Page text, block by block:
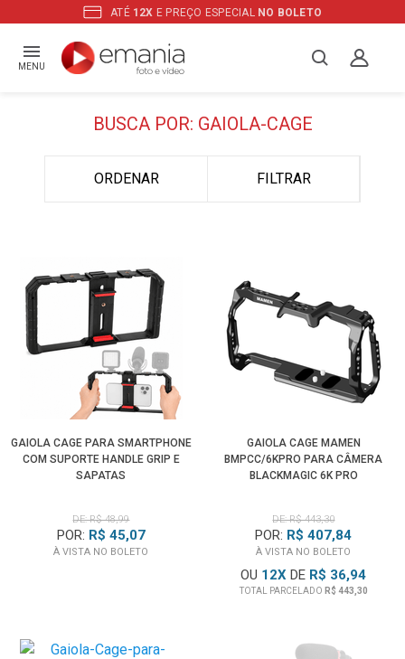
ATÉ 12X E PREÇO ESPECIAL NO BOLETO
MENU
BUSCA POR: GAIOLA-CAGE
ORDENAR FILTRAR
GAIOLA CAGE PARA SMARTPHONE
COM SUPORTE HANDLE GRIP E
SAPATAS
DE: R$ 48,99
POR: R$ 45,07
À VISTA NO BOLETO
GAIOLA CAGE MAMEN
BMPCC/6KPRO PARA CÂMERA
BLACKMAGIC 6K PRO
DE: R$ 443,30
POR: R$ 407,84
À VISTA NO BOLETO
OU 12X DE R$ 36,94
TOTAL PARCELADO R$ 443,30